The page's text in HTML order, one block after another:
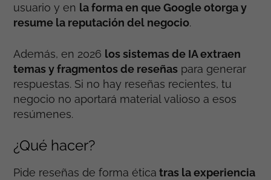
usuario y en la forma en que Google otorga y
resume la reputación del negocio.
Además, en 2026 los sistemas de IA extraen
temas y fragmentos de reseñas para generar
respuestas. Si no hay reseñas recientes, tu
negocio no aportará material valioso a esos
resúmenes.
¿Qué hacer?
Pide reseñas de forma ética tras la experiencia